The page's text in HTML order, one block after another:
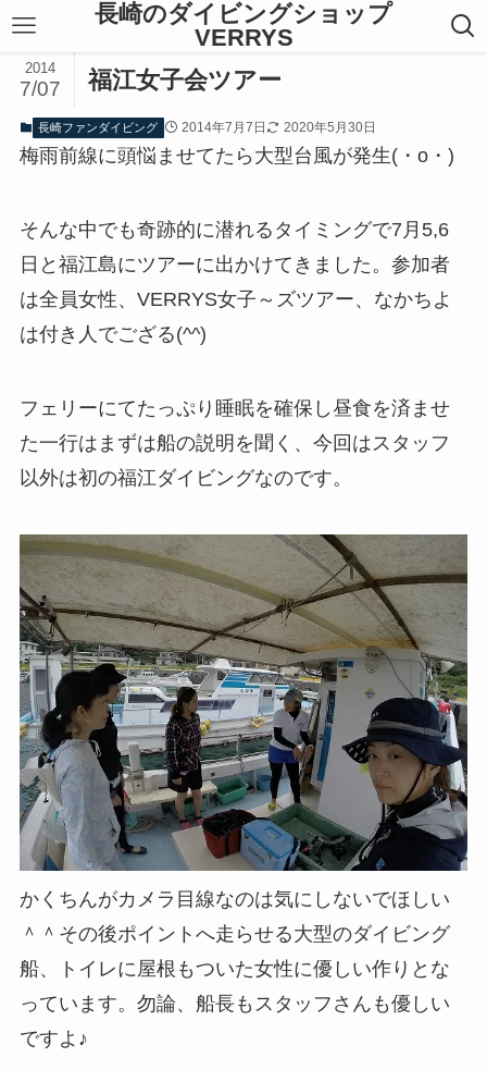
長崎のダイビングショップ
VERRYS
福江女子会ツアー
2014
7/07
長崎ファンダイビング 2014年7月7日 2020年5月30日
梅雨前線に頭悩ませてたら大型台風が発生(・o・)
そんな中でも奇跡的に潜れるタイミングで7月5,6
日と福江島にツアーに出かけてきました。参加者
は全員女性、VERRYS女子～ズツアー、なかちよ
は付き人でござる(^^)
フェリーにてたっぷり睡眠を確保し昼食を済ませ
た一行はまずは船の説明を聞く、今回はスタッフ
以外は初の福江ダイビングなのです。
かくちんがカメラ目線なのは気にしないでほしい
＾＾その後ポイントへ走らせる大型のダイビング
船、トイレに屋根もついた女性に優しい作りとな
っています。勿論、船長もスタッフさんも優しい
ですよ♪